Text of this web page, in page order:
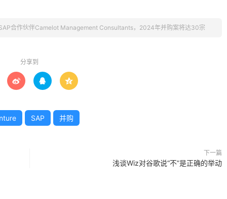
合作伙伴Camelot Management Consultants，2024年并购案将达30宗
分享到
  
SAP 并购
下一篇
浅谈Wiz对谷歌说“不”是正确的举动